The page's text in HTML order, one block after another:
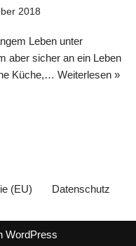
2018
Leben unter
aber sicher an ein Leben
Küche,… Weiterlesen »
(EU)
Datenschutz
WordPress